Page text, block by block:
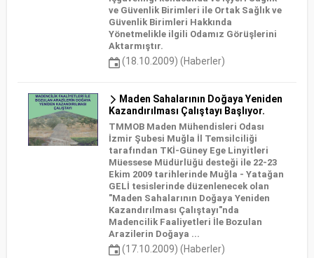
ve Güvenlik Birimleri ile Ortak Sağlık ve
Güvenlik Birimleri Hakkında
Yönetmelikle ilgili Odamız Görüşlerini
Aktarmıştır.
(18.10.2009) (Haberler)
Maden Sahalarının Doğaya Yeniden
Kazandırılması Çalıştayı Başlıyor.
TMMOB Maden Mühendisleri Odası
İzmir Şubesi Muğla İl Temsilciliği
tarafından TKİ-Güney Ege Linyitleri
Müessese Müdürlüğü desteği ile 22-23
Ekim 2009 tarihlerinde Muğla - Yatağan
GELİ tesislerinde düzenlenecek olan
"Maden Sahalarının Doğaya Yeniden
Kazandırılması Çalıştayı"nda
Madencilik Faaliyetleri İle Bozulan
Arazilerin Doğaya ...
(17.10.2009) (Haberler)